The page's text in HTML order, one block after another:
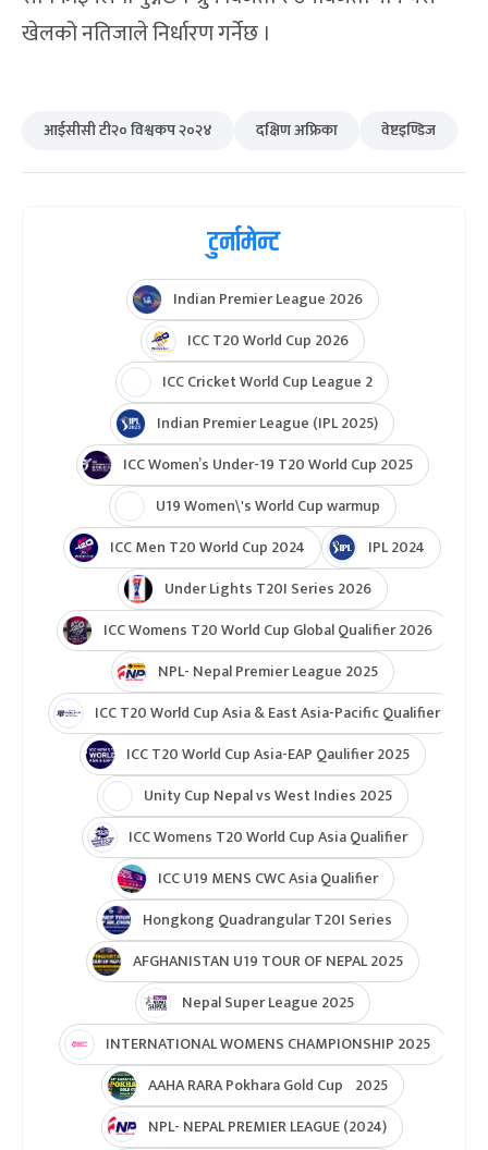
खेलको नतिजाले निर्धारण गर्नेछ ।
आईसीसी टी२० विश्वकप २०२४ दक्षिण अफ्रिका वेष्टइण्डिज
टुर्नामेन्ट
Indian Premier League 2026
ICC T20 World Cup 2026
ICC Cricket World Cup League 2
Indian Premier League (IPL 2025)
ICC Women’s Under-19 T20 World Cup 2025
U19 Women\'s World Cup warmup
ICC Men T20 World Cup 2024
IPL 2024
Under Lights T20I Series 2026
ICC Womens T20 World Cup Global Qualifier 2026
NPL- Nepal Premier League 2025
ICC T20 World Cup Asia & East Asia-Pacific Qualifier
ICC T20 World Cup Asia-EAP Qaulifier 2025
Unity Cup Nepal vs West Indies 2025
ICC Womens T20 World Cup Asia Qualifier
ICC U19 MENS CWC Asia Qualifier
Hongkong Quadrangular T20I Series
AFGHANISTAN U19 TOUR OF NEPAL 2025
Nepal Super League 2025
INTERNATIONAL WOMENS CHAMPIONSHIP 2025
AAHA RARA Pokhara Gold Cup 2025
NPL- NEPAL PREMIER LEAGUE (2024)